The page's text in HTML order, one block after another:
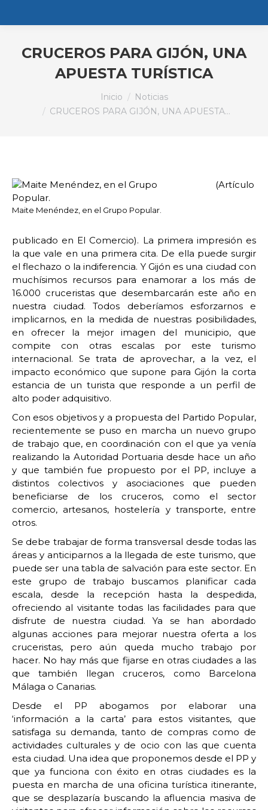
CRUCEROS PARA GIJÓN, UNA
APUESTA TURÍSTICA
Inicio
Noticias
CRUCEROS PARA GIJÓN, UNA APUESTA…
Maite Menéndez, en el Grupo Popular.
(Artículo
publicado en El Comercio). La primera impresión es
la que vale en una primera cita. De ella puede surgir
el flechazo o la indiferencia. Y Gijón es una ciudad con
muchísimos recursos para enamorar a los más de
16.000 cruceristas que desembarcarán este año en
nuestra ciudad. Todos deberíamos esforzarnos e
implicarnos, en la medida de nuestras posibilidades,
en ofrecer la mejor imagen del municipio, que
compite con otras escalas por este turismo
internacional. Se trata de aprovechar, a la vez, el
impacto económico que supone para Gijón la corta
estancia de un turista que responde a un perfil de
alto poder adquisitivo.
Con esos objetivos y a propuesta del Partido Popular,
recientemente se puso en marcha un nuevo grupo
de trabajo que, en coordinación con el que ya venía
realizando la Autoridad Portuaria desde hace un año
y que también fue propuesto por el PP, incluye a
distintos colectivos y asociaciones que pueden
beneficiarse de los cruceros, como el sector
comercio, artesanos, hostelería y transporte, entre
otros.
Se debe trabajar de forma transversal desde todas las
áreas y anticiparnos a la llegada de este turismo, que
puede ser una tabla de salvación para este sector. En
este grupo de trabajo buscamos planificar cada
escala, desde la recepción hasta la despedida,
ofreciendo al visitante todas las facilidades para que
disfrute de nuestra ciudad. Ya se han abordado
algunas acciones para mejorar nuestra oferta a los
cruceristas, pero aún queda mucho trabajo por
hacer. No hay más que fijarse en otras ciudades a las
que también llegan cruceros, como Barcelona
Málaga o Canarias.
Desde el PP abogamos por elaborar una
‘información a la carta’ para estos visitantes, que
satisfaga su demanda, tanto de compras como de
actividades culturales y de ocio con las que cuenta
esta ciudad. Una idea que proponemos desde el PP y
que ya funciona con éxito en otras ciudades es la
puesta en marcha de una oficina turística itinerante,
que se desplazaría buscando la afluencia masiva de